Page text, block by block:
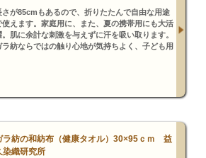
さが85cmもあるので、折りたたんで自由な用途
使えます。家庭用に、また、夏の携帯用にも大活
。肌に余計な刺激を与えずに汗を吸い取ります。
ラ紡ならではの触り心地が気持ちよく、子ども用
ラ紡の和紡布（健康タオル）30×95ｃｍ 益
染織研究所